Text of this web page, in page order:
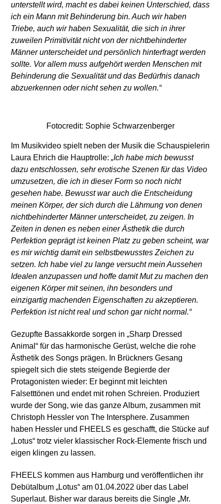
unterstellt wird, macht es dabei keinen Unterschied, dass
ich ein Mann mit Behinderung bin. Auch wir haben
Triebe, auch wir haben Sexualität, die sich in ihrer
zuweilen Primitivität nicht von der nichtbehinderter
Männer unterscheidet und persönlich hinterfragt werden
sollte. Vor allem muss aufgehört werden Menschen mit
Behinderung die Sexualität und das Bedürfnis danach
abzuerkennen oder nicht sehen zu wollen.“
Fotocredit: Sophie Schwarzenberger
Im Musikvideo spielt neben der Musik die Schauspielerin
Laura Ehrich die Hauptrolle:„Ich habe mich bewusst
dazu entschlossen, sehr erotische Szenen für das Video
umzusetzen, die ich in dieser Form so noch nicht
gesehen habe. Bewusst war auch die Entscheidung
meinen Körper, der sich durch die Lähmung von denen
nichtbehinderter Männer unterscheidet, zu zeigen. In
Zeiten in denen es neben einer Ästhetik die durch
Perfektion geprägt ist keinen Platz zu geben scheint, war
es mir wichtig damit ein selbstbewusstes Zeichen zu
setzen. Ich habe viel zu lange versucht mein Aussehen
Idealen anzupassen und hoffe damit Mut zu machen den
eigenen Körper mit seinen, ihn besonders und
einzigartig machenden Eigenschaften zu akzeptieren.
Perfektion ist nicht real und schon gar nicht normal.“
Gezupfte Bassakkorde sorgen in „Sharp Dressed
Animal“ für das harmonische Gerüst, welche die rohe
Ästhetik des Songs prägen. In Brückners Gesang
spiegelt sich die stets steigende Begierde der
Protagonisten wieder: Er beginnt mit leichten
Falsetttönen und endet mit rohen Schreien. Produziert
wurde der Song, wie das ganze Album, zusammen mit
Christoph Hessler von The Intersphere. Zusammen
haben Hessler und FHEELS es geschafft, die Stücke auf
„Lotus“ trotz vieler klassischer Rock-Elemente frisch und
eigen klingen zu lassen.
FHEELS kommen aus Hamburg und veröffentlichen ihr
Debütalbum „Lotus“ am 01.04.2022 über das Label
Superlaut. Bisher war daraus bereits die Single „Mr.